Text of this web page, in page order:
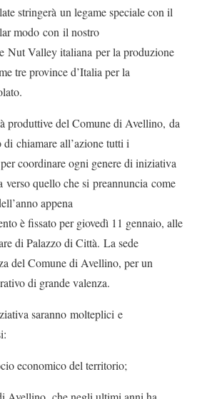
stringerà un legame speciale con il
modo con il nostro
Nut Valley italiana per la produzione
tre province d’Italia per la
produttive del Comune di Avellino, da
chiamare all’azione tutti i
coordinare ogni genere di iniziativa
verso quello che si preannuncia come
appena
è fissato per giovedì 11 gennaio, alle
di Palazzo di Città. La sede
del Comune di Avellino, per un
di grande valenza.
saranno molteplici e
economico del territorio;